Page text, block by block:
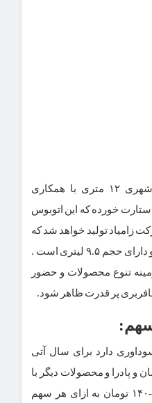
تولید محصول جدید اتوبوس شهری ۱۲ متری با همکاری
خورده که این اتوبوس
زامیاد تولید خواهد شد که
مجهز به پیشرانه دیزلی کامینز و دارای حجم ۹.۵ لیتری است .
تنوع محصولات و حضور
پر قدرت ظاهر شود.
سهم:
۱۲۰ تومان سوداوری دارد برای سال آتی
و پادرا و محصولات دیگر با
طرح توسعه ای می تواند ۱۲۰-۱۴۰ تومان به ازای هر سهم